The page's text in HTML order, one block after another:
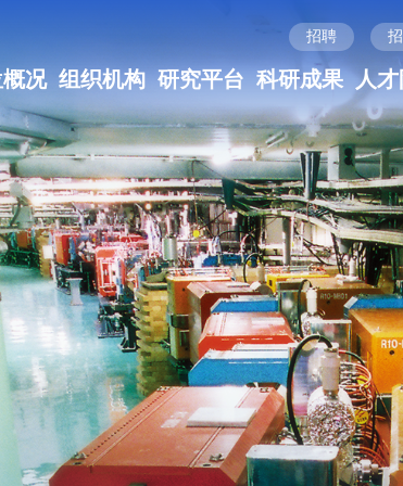
招聘
况 组织机构 研究平台 科研成果 人